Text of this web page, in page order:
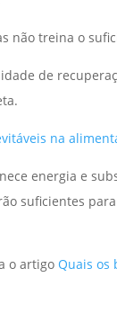
não treina o
de
na
energia e
suficientes
o artigo Quais os